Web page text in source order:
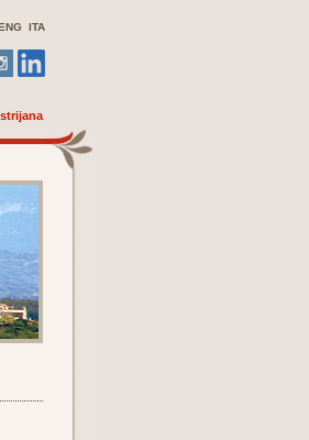
ITA